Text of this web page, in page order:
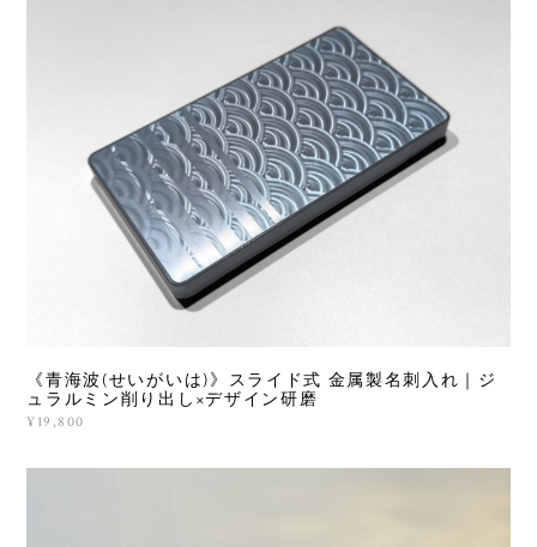
《青海波(せいがいは)》スライド式 金属製名刺入れ｜ジ
ュラルミン削り出し×デザイン研磨
¥19,800